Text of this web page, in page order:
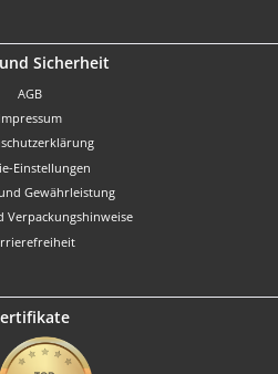
Sicherheit
AGB
Impressum
Einstellungen
Gewährleistung
Verpackungshinweise